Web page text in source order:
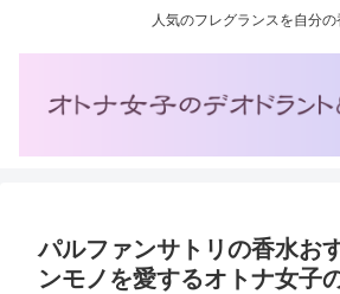
人気のフレグランスを自分の
パルファンサトリの香水お
ンモノを愛するオトナ女子